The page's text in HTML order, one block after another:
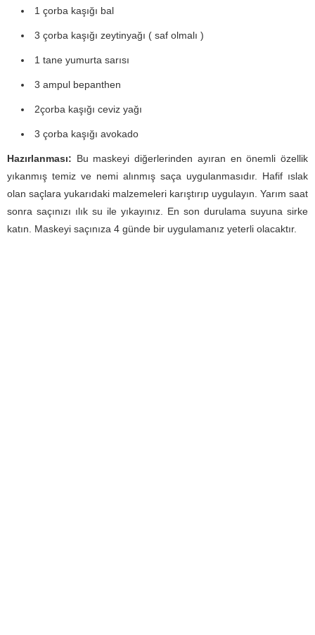
1 çorba kaşığı bal
3 çorba kaşığı zeytinyağı ( saf olmalı )
1 tane yumurta sarısı
3 ampul bepanthen
2çorba kaşığı ceviz yağı
3 çorba kaşığı avokado
Hazırlanması: Bu maskeyi diğerlerinden ayıran en önemli özellik
yıkanmış temiz ve nemi alınmış saça uygulanmasıdır. Hafif ıslak
olan saçlara yukarıdaki malzemeleri karıştırıp uygulayın. Yarım saat
sonra saçınızı ılık su ile yıkayınız. En son durulama suyuna sirke
katın. Maskeyi saçınıza 4 günde bir uygulamanız yeterli olacaktır.